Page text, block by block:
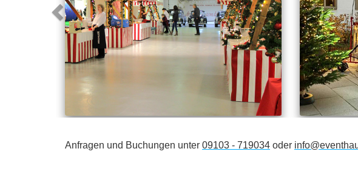
Anfragen und Buchungen unter 09103 - 719034 oder